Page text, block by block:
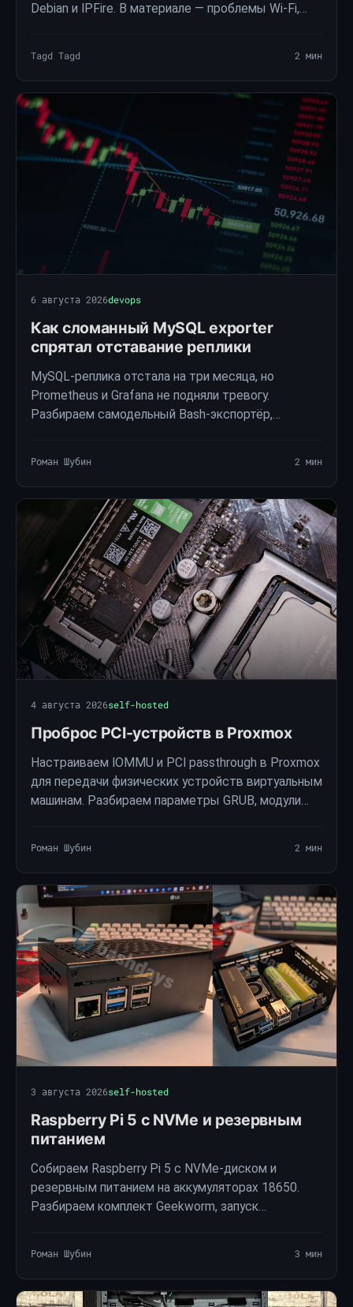
Debian и IPFire. В материале — проблемы Wi-Fi,
Tagd Tagd 2 мин
6 августа 2026devops
Как сломанный MySQL exporter
спрятал отставание реплики
MySQL-реплика отстала на три месяца, но
Prometheus и Grafana не подняли тревогу.
Разбираем самодельный Bash-экспортёр,
Роман Шубин 2 мин
4 августа 2026self-hosted
Проброс PCI-устройств в Proxmox
Настраиваем IOMMU и PCI passthrough в Proxmox
для передачи физических устройств виртуальным
машинам. Разбираем параметры GRUB, модули
Роман Шубин 2 мин
3 августа 2026self-hosted
Raspberry Pi 5 с NVMe и резервным
питанием
Собираем Raspberry Pi 5 с NVMe-диском и
резервным питанием на аккумуляторах 18650.
Разбираем комплект Geekworm, запуск
Роман Шубин 3 мин